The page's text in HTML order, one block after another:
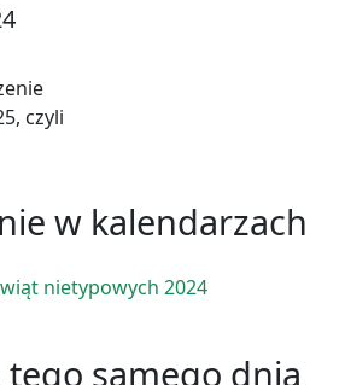
czyli
w kalendarzach
nietypowych 2024
samego dnia